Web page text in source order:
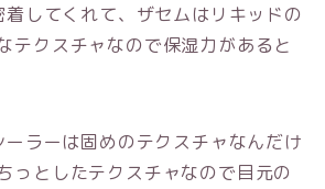
着してくれて、ザセムはリキッドの
テクスチャなので保湿力があると
ーラーは固めのテクスチャなんだけ
っとしたテクスチャなので目元の